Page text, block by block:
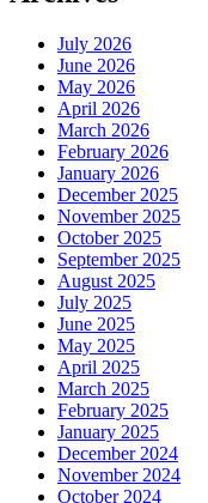
July 2026
June 2026
May 2026
April 2026
March 2026
February 2026
January 2026
December 2025
November 2025
October 2025
September 2025
August 2025
July 2025
June 2025
May 2025
April 2025
March 2025
February 2025
January 2025
December 2024
November 2024
October 2024